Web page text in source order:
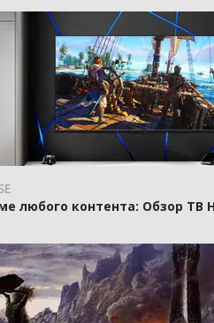
любого контента: Обзор ТВ